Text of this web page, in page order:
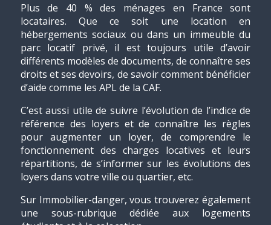
Plus de 40 % des ménages en France sont
locataires. Que ce soit une location en
hébergements sociaux ou dans un immeuble du
parc locatif privé, il est toujours utile d’avoir
différents modèles de documents, de connaître ses
droits et ses devoirs, de savoir comment bénéficier
d’aide comme les APL de la CAF.
C’est aussi utile de suivre l’évolution de l’indice de
référence des loyers et de connaître les règles
pour augmenter un loyer, de comprendre le
fonctionnement des charges locatives et leurs
répartitions, de s’informer sur les évolutions des
loyers dans votre ville ou quartier, etc.
Sur Immobilier-danger, vous trouverez également
une sous-rubrique dédiée aux logements